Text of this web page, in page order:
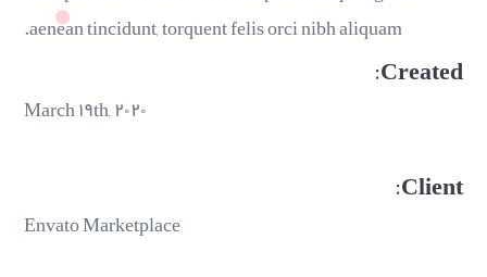
aenean tincidunt, torquent felis orci nibh aliquam.
Created:
March ۱۹th, ۲۰۲۰
Client:
Envato Marketplace